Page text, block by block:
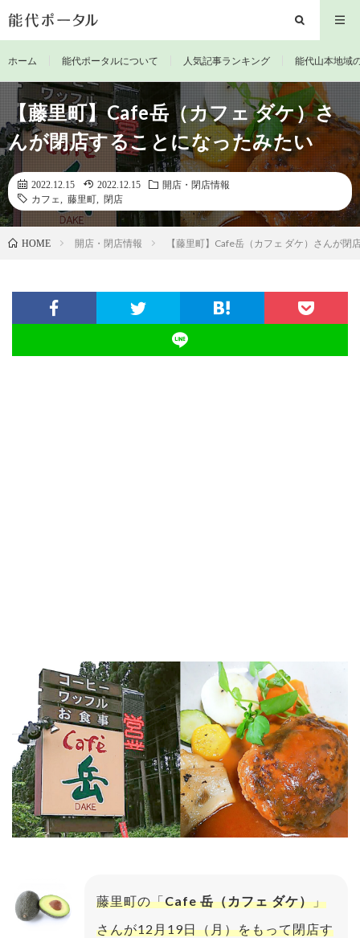
ホーム 能代ポータルについて 人気記事ランキング 能代山本地域
【藤里町】Cafe岳（カフェ ダケ）さ
んが閉店することになったみたい
2022.12.15 2022.12.15
開店・閉店情報
カフェ
藤里町 閉店
HOME 開店・閉店情報 【藤里町】Cafe岳（カフェ ダケ）さんが閉
藤里町の「Cafe 岳（カフェ ダケ）」
さんが12月19日（月）をもって閉店す